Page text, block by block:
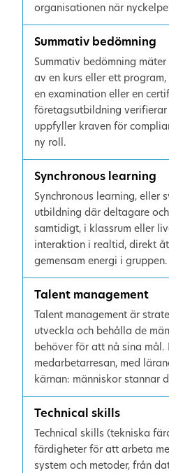
organisationen när
Summativ bedömning
Summativ bedömning
av en kurs eller ett
en examination eller en
företagsutbildning
uppfyller kraven för
ny roll.
Synchronous learning
Synchronous learning, eller
utbildning där deltagare
samtidigt, i klassrum eller
interaktion i realtid, direkt
gemensam energi i gruppen.
Talent management
Talent management är
utveckla och behålla de
behöver för att nå sina mål.
medarbetarresan, med
kärnan: människor stannar
Technical skills
Technical skills (tekniska
färdigheter för att arbeta
system och metoder, från